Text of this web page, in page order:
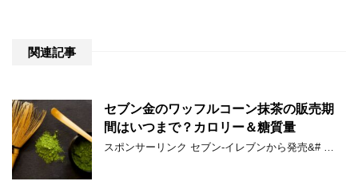
関連記事
セブン金のワッフルコーン抹茶の販売期
間はいつまで？カロリー＆糖質量
スポンサーリンク セブン-イレブンから発売&# …